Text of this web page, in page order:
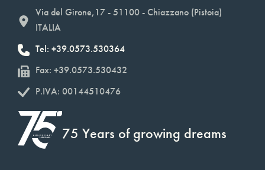
Via del Girone,17 - 51100 - Chiazzano (Pistoia)
ITALIA
Tel: +39.0573.530364
Fax: +39.0573.530432
P.IVA: 00144510476
75 Years of growing dreams